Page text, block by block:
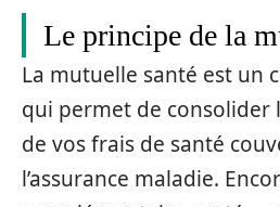
Le principe de la
La mutuelle santé est un
qui permet de consolider
de vos frais de santé
l’assurance maladie.